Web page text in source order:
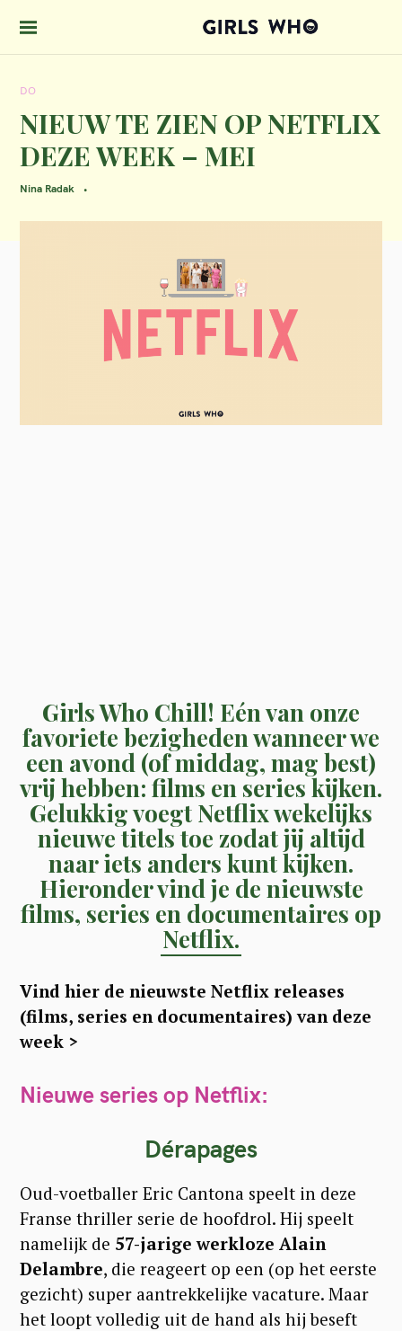
GIRLS WHO
DO
NIEUW TE ZIEN OP NETFLIX
DEZE WEEK – MEI
Nina Radak
Girls Who Chill! Eén van onze
favoriete bezigheden wanneer we
een avond (of middag, mag best)
vrij hebben: films en series kijken.
Gelukkig voegt Netflix wekelijks
nieuwe titels toe zodat jij altijd
naar iets anders kunt kijken.
Hieronder vind je de nieuwste
films, series en documentaires op
Netflix.
Vind hier de nieuwste Netflix releases
(films, series en documentaires) van deze
week >
Nieuwe series op Netflix:
Dérapages
Oud-voetballer Eric Cantona speelt in deze
Franse thriller serie de hoofdrol. Hij speelt
namelijk de 57-jarige werkloze Alain
Delambre, die reageert op een (op het eerste
gezicht) super aantrekkelijke vacature. Maar
het loopt volledig uit de hand als hij beseft